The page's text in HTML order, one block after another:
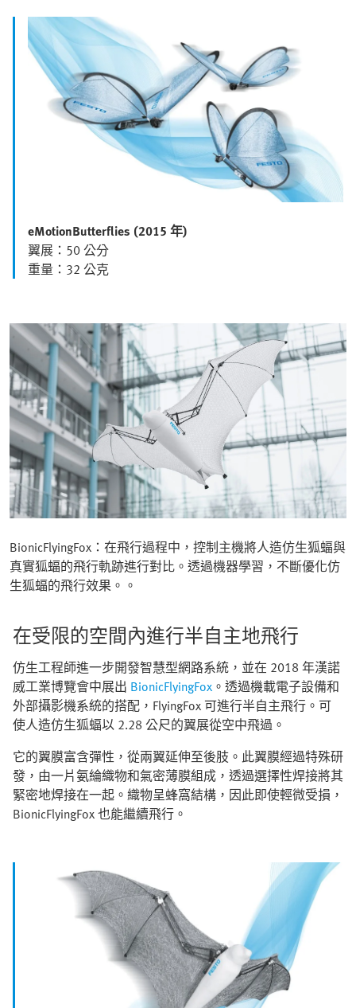
eMotionButterflies (2015 年)
翼展：50 公分
重量：32 公克
BionicFlyingFox：在飛行過程中，控制主機將人造仿生狐蝠與
真實狐蝠的飛行軌跡進行對比。透過機器學習，不斷優化仿
生狐蝠的飛行效果。。
在受限的空間內進行半自主地飛行
仿生工程師進一步開發智慧型網路系統，並在 2018 年漢諾
威工業博覽會中展出 BionicFlyingFox 。透過機載電子設備和
外部攝影機系統的搭配，FlyingFox 可進行半自主飛行。可
使人造仿生狐蝠以 2.28 公尺的翼展從空中飛過。
它的翼膜富含彈性，從兩翼延伸至後肢。此翼膜經過特殊研
發，由一片氨綸織物和氣密薄膜組成，透過選擇性焊接將其
緊密地焊接在一起。織物呈蜂窩結構，因此即使輕微受損，
BionicFlyingFox 也能繼續飛行。